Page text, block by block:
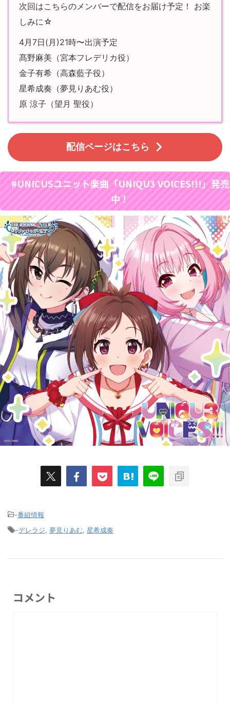
次回はこちらのメンバーで配信をお届け予定！ お楽
しみに☆
4月7日(月)21時〜出演予定
髙野麻美（宮本フレデリカ役）
金子有希（高森藍子役）
星希成奏（夢見りあむ役）
原 涼子（望月 聖役）
配信ページはこちら
#UNICUSユニット楽曲「UNIQU3 VOICES!!!」発売
中！
-番組情報
-デレラジ 夢見りあむ 星希成奏
コメント